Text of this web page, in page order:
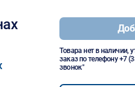
Товара нет в наличии,
заказ по телефону+7
звонок"